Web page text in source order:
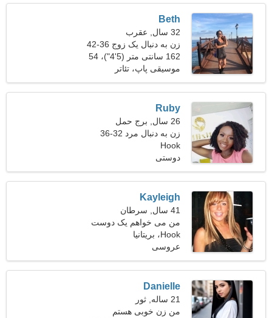
Beth
32 سال, عقرب
زن به دنبال یک زوج 36-42
162 سانتی متر (5'4")، 54
کیلوگرم (119 پوند)
موسیقی پاپ، تئاتر
Ruby
26 سال, برج حمل
زن به دنبال مرد 32-36
Hook
دوستی
Kayleigh
41 سال, سرطان
من می خواهم یک دوست
باحال پیدا کنم
Hook، بریتانیا
عروسی
Danielle
21 ساله, ثور
من زن خوبی هستم